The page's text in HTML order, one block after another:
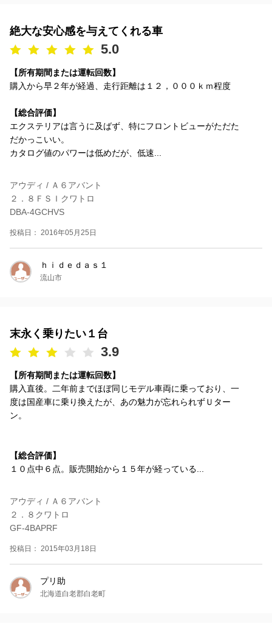
絶大な安心感を与えてくれる車
5.0
【所有期間または運転回数】
購入から早２年が経過、走行距離は１２，０００ｋｍ程度
【総合評価】
エクステリアは言うに及ばず、特にフロントビューがただた
だかっこいい。
カタログ値のパワーは低めだが、低速...
アウディ / Ａ６アバント
２．８ＦＳＩクワトロ
DBA-4GCHVS
投稿日： 2016年05月25日
ｈｉｄｅｄａｓ１
流山市
末永く乗りたい１台
3.9
【所有期間または運転回数】
購入直後。二年前までほぼ同じモデル車両に乗っており、一
度は国産車に乗り換えたが、あの魅力が忘れられずＵター
ン。
【総合評価】
１０点中６点。販売開始から１５年が経っている...
アウディ / Ａ６アバント
２．８クワトロ
GF-4BAPRF
投稿日： 2015年03月18日
プリ助
北海道白老郡白老町